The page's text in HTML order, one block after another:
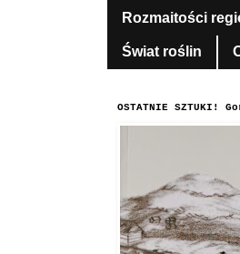
Rozmaitości
Świat roślin
OSTATNIE